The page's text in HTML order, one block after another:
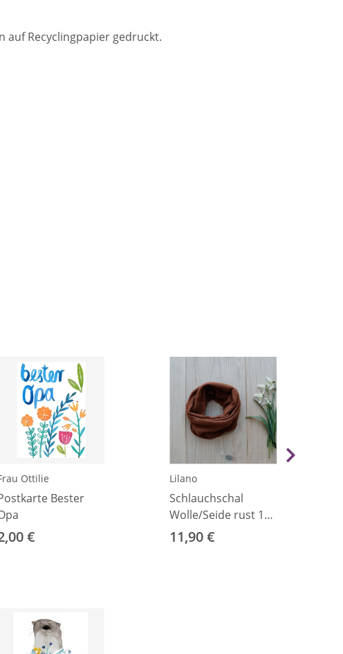
Recyclingpapier gedruckt.
Ottilie
Bester
€
Lilano
Schlauchschal
Wolle/Seide rust 1
(ca. 24cm)
11,90 €